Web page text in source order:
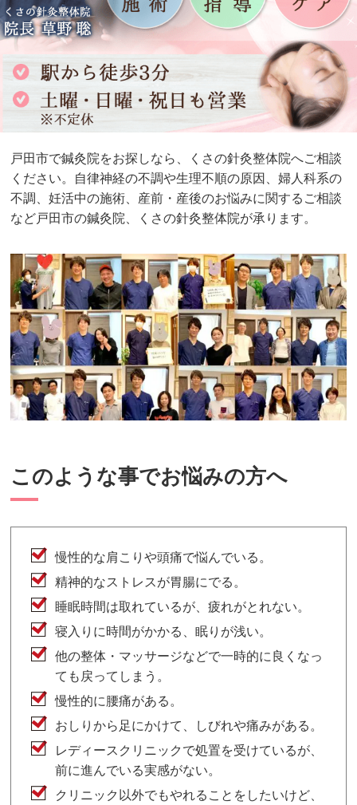
戸田市で鍼灸院をお探しなら、くさの針灸整体院へご相談
ください。自律神経の不調や生理不順の原因、婦人科系の
不調、妊活中の施術、産前・産後のお悩みに関するご相談
など戸田市の鍼灸院、くさの針灸整体院が承ります。
このような事でお悩みの方へ
慢性的な肩こりや頭痛で悩んでいる。
精神的なストレスが胃腸にでる。
睡眠時間は取れているが、疲れがとれない。
寝入りに時間がかかる、眠りが浅い。
他の整体・マッサージなどで一時的に良くなっ
ても戻ってしまう。
慢性的に腰痛がある。
おしりから足にかけて、しびれや痛みがある。
レディースクリニックで処置を受けているが、
前に進んでいる実感がない。
クリニック以外でもやれることをしたいけど、